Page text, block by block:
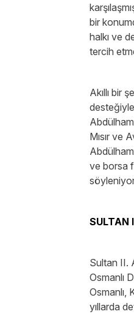
bir
halkı ve
tercih
Akıllı bir
Mısır ve
ve borsa
SULTAN
Sultan II.
Osmanlı
Osmanlı,
yıllarda